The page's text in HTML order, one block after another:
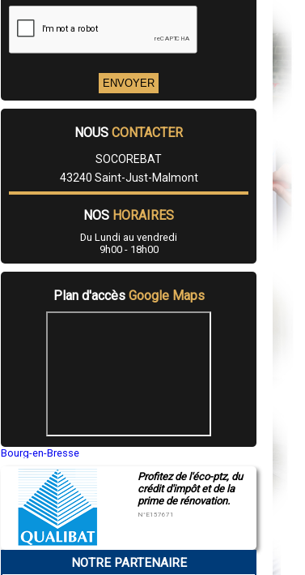
NOUS CONTACTER
SOCOREBAT
43240 Saint-Just-Malmont
NOS HORAIRES
Du Lundi au vendredi
9h00 - 18h00
Plan d'accès Google Maps
Bourg-en-Bresse
Montluçon
Manosque
Gap
Charleville-Mézières
Pamiers
Profitez de l'éco-ptz, du
crédit d'impôt et de la
prime de rénovation.
N°E157671
NOTRE PARTENAIRE